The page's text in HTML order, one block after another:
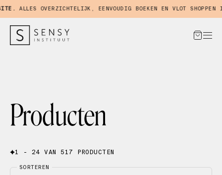
ALLES OVERZICHTELIJK, EENVOUDIG BOEKEN EN VLOT SHOPPEN IN
Producten
1 - 24 VAN 517 PRODUCTEN
SORTEREN